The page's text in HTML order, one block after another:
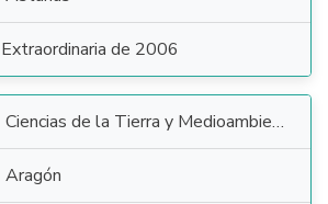
Extraordinaria de 2006
Ciencias de la Tierra y Medioambientales
Aragón